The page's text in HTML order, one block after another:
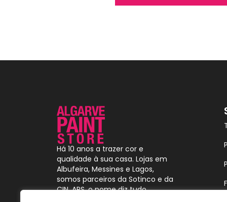
Há 10 anos a trazer cor e
qualidade à sua casa. Lojas em
Albufeira, Messines e Lagos,
somos parceiros da Sotinco e da
CIN. APS, o nome diz tudo.